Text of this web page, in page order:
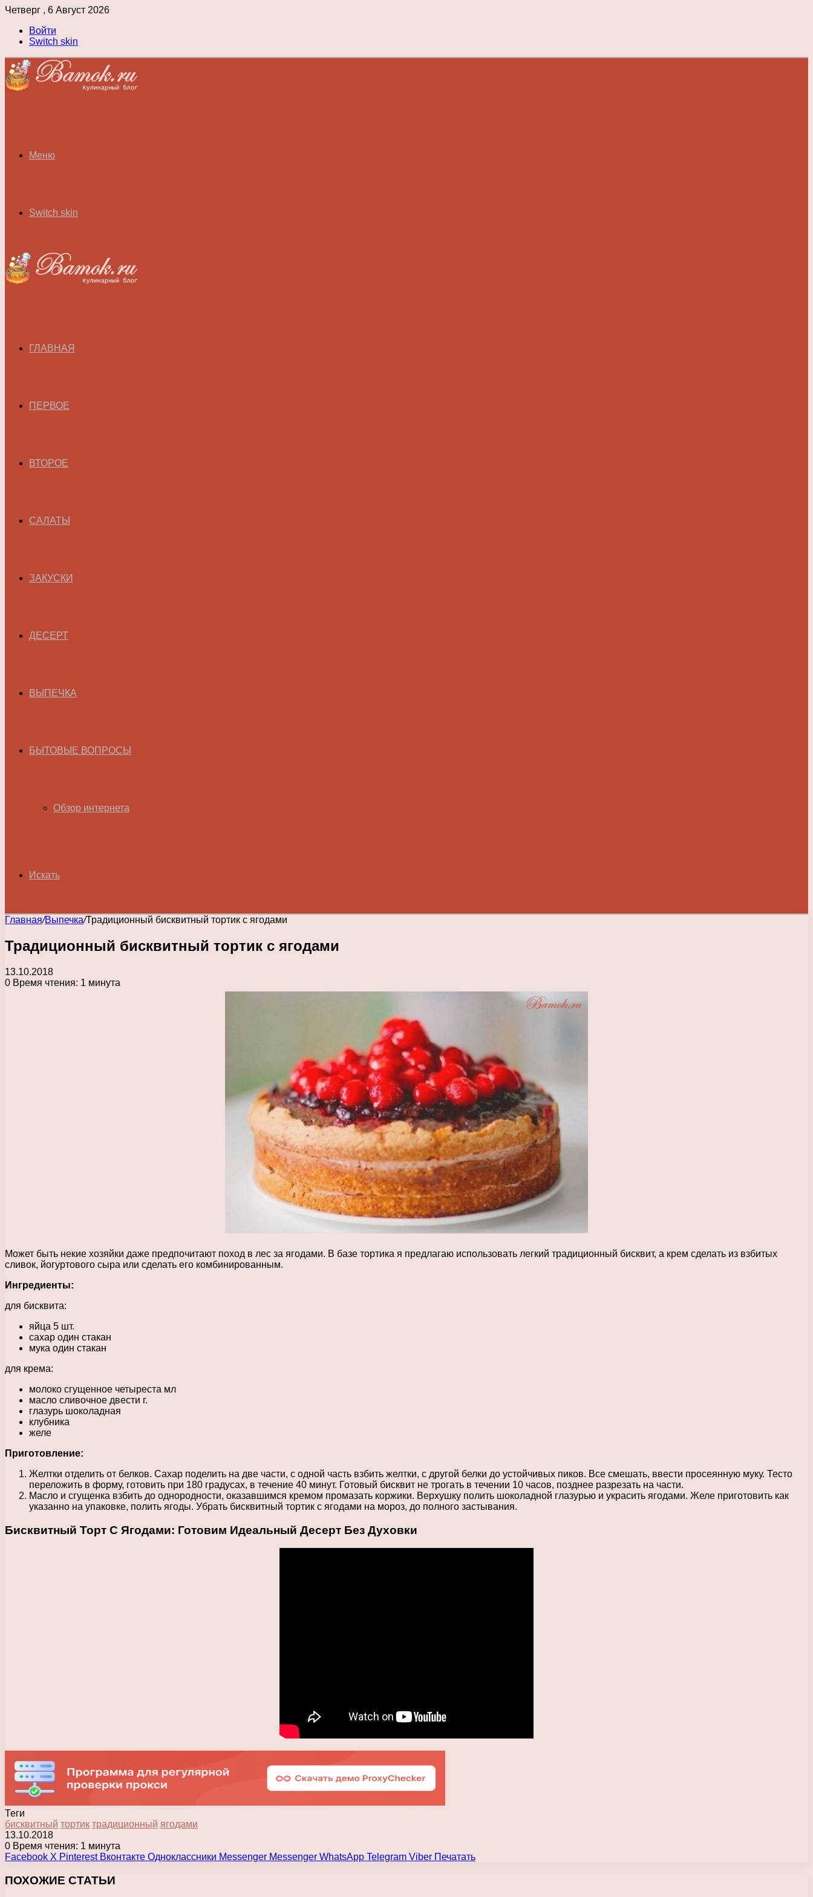
Четверг , 6 Август 2026
Войти
Switch skin
Меню
Switch skin
ГЛАВНАЯ
ПЕРВОЕ
ВТОРОЕ
САЛАТЫ
ЗАКУСКИ
ДЕСЕРТ
ВЫПЕЧКА
БЫТОВЫЕ ВОПРОСЫ
Обзор интернета
Искать
Главная/Выпечка/Традиционный бисквитный тортик с ягодами
Традиционный бисквитный тортик с ягодами
13.10.2018
0 Время чтения: 1 минута
Может быть некие хозяйки даже предпочитают поход в лес за ягодами. В базе тортика я предлагаю использовать легкий традиционный бисквит, а крем сделать из взбитых
сливок, йогуртового сыра или сделать его комбинированным.
Ингредиенты:
для бисквита:
яйца 5 шт.
сахар один стакан
мука один стакан
для крема:
молоко сгущенное четыреста мл
масло сливочное двести г.
глазурь шоколадная
клубника
желе
Приготовление:
Желтки отделить от белков. Сахар поделить на две части, с одной часть взбить желтки, с другой белки до устойчивых пиков. Все смешать, ввести просеянную муку. Тесто
переложить в форму, готовить при 180 градусах, в течение 40 минут. Готовый бисквит не трогать в течении 10 часов, позднее разрезать на части.
Масло и сгущенка взбить до однородности, оказавшимся кремом промазать коржики. Верхушку полить шоколадной глазурью и украсить ягодами. Желе приготовить как
указанно на упаковке, полить ягоды. Убрать бисквитный тортик с ягодами на мороз, до полного застывания.
Бисквитный Торт С Ягодами: Готовим Идеальный Десерт Без Духовки
Теги
бисквитный тортик традиционный ягодами
13.10.2018
0 Время чтения: 1 минута
Facebook X Pinterest Вконтакте Одноклассники Messenger Messenger WhatsApp Telegram Viber Печатать
ПОХОЖИЕ СТАТЬИ